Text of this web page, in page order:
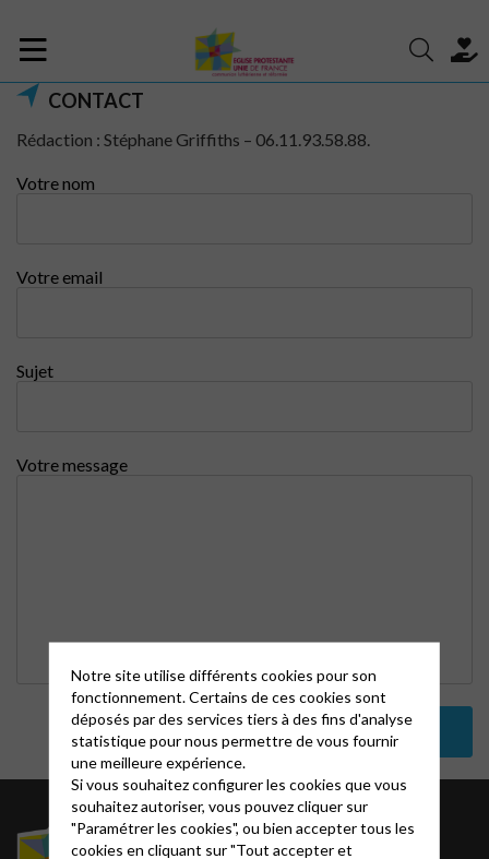
CONTACT
Rédaction : Stéphane Griffiths – 06.11.93.58.88.
Votre nom
Votre email
Sujet
Votre message
Liens utiles
Notre site utilise différents cookies pour son
fonctionnement. Certains de ces cookies sont
déposés par des services tiers à des fins d'analyse
statistique pour nous permettre de vous fournir
une meilleure expérience.
Si vous souhaitez configurer les cookies que vous
souhaitez autoriser, vous pouvez cliquer sur
"Paramétrer les cookies", ou bien accepter tous les
cookies en cliquant sur "Tout accepter et